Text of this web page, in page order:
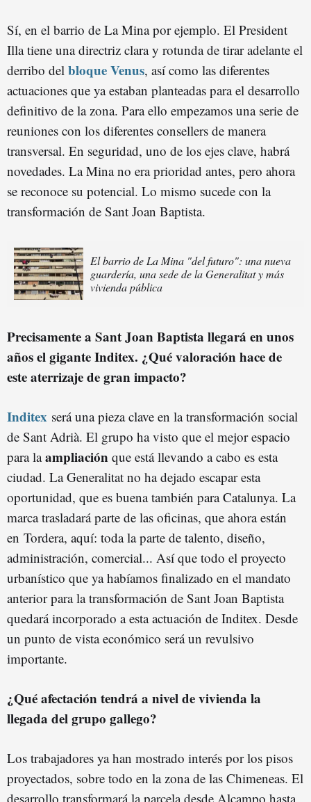
Sí, en el barrio de La Mina por ejemplo. El President
Illa tiene una directriz clara y rotunda de tirar adelante el
derribo del bloque Venus, así como las diferentes
actuaciones que ya estaban planteadas para el desarrollo
definitivo de la zona. Para ello empezamos una serie de
reuniones con los diferentes consellers de manera
transversal. En seguridad, uno de los ejes clave, habrá
novedades. La Mina no era prioridad antes, pero ahora
se reconoce su potencial. Lo mismo sucede con la
transformación de Sant Joan Baptista.
El barrio de La Mina "del futuro": una nueva
guardería, una sede de la Generalitat y más
vivienda pública
Precisamente a Sant Joan Baptista llegará en unos
años el gigante Inditex. ¿Qué valoración hace de
este aterrizaje de gran impacto?
Inditex será una pieza clave en la transformación social
de Sant Adrià. El grupo ha visto que el mejor espacio
para laampliación que está llevando a cabo es esta
ciudad. La Generalitat no ha dejado escapar esta
oportunidad, que es buena también para Catalunya. La
marca trasladará parte de las oficinas, que ahora están
en Tordera, aquí: toda la parte de talento, diseño,
administración, comercial... Así que todo el proyecto
urbanístico que ya habíamos finalizado en el mandato
anterior para la transformación de Sant Joan Baptista
quedará incorporado a esta actuación de Inditex. Desde
un punto de vista económico será un revulsivo
importante.
¿Qué afectación tendrá a nivel de vivienda la
llegada del grupo gallego?
Los trabajadores ya han mostrado interés por los pisos
proyectados, sobre todo en la zona de las Chimeneas. El
desarrollo transformará la parcela desde Alcampo hasta